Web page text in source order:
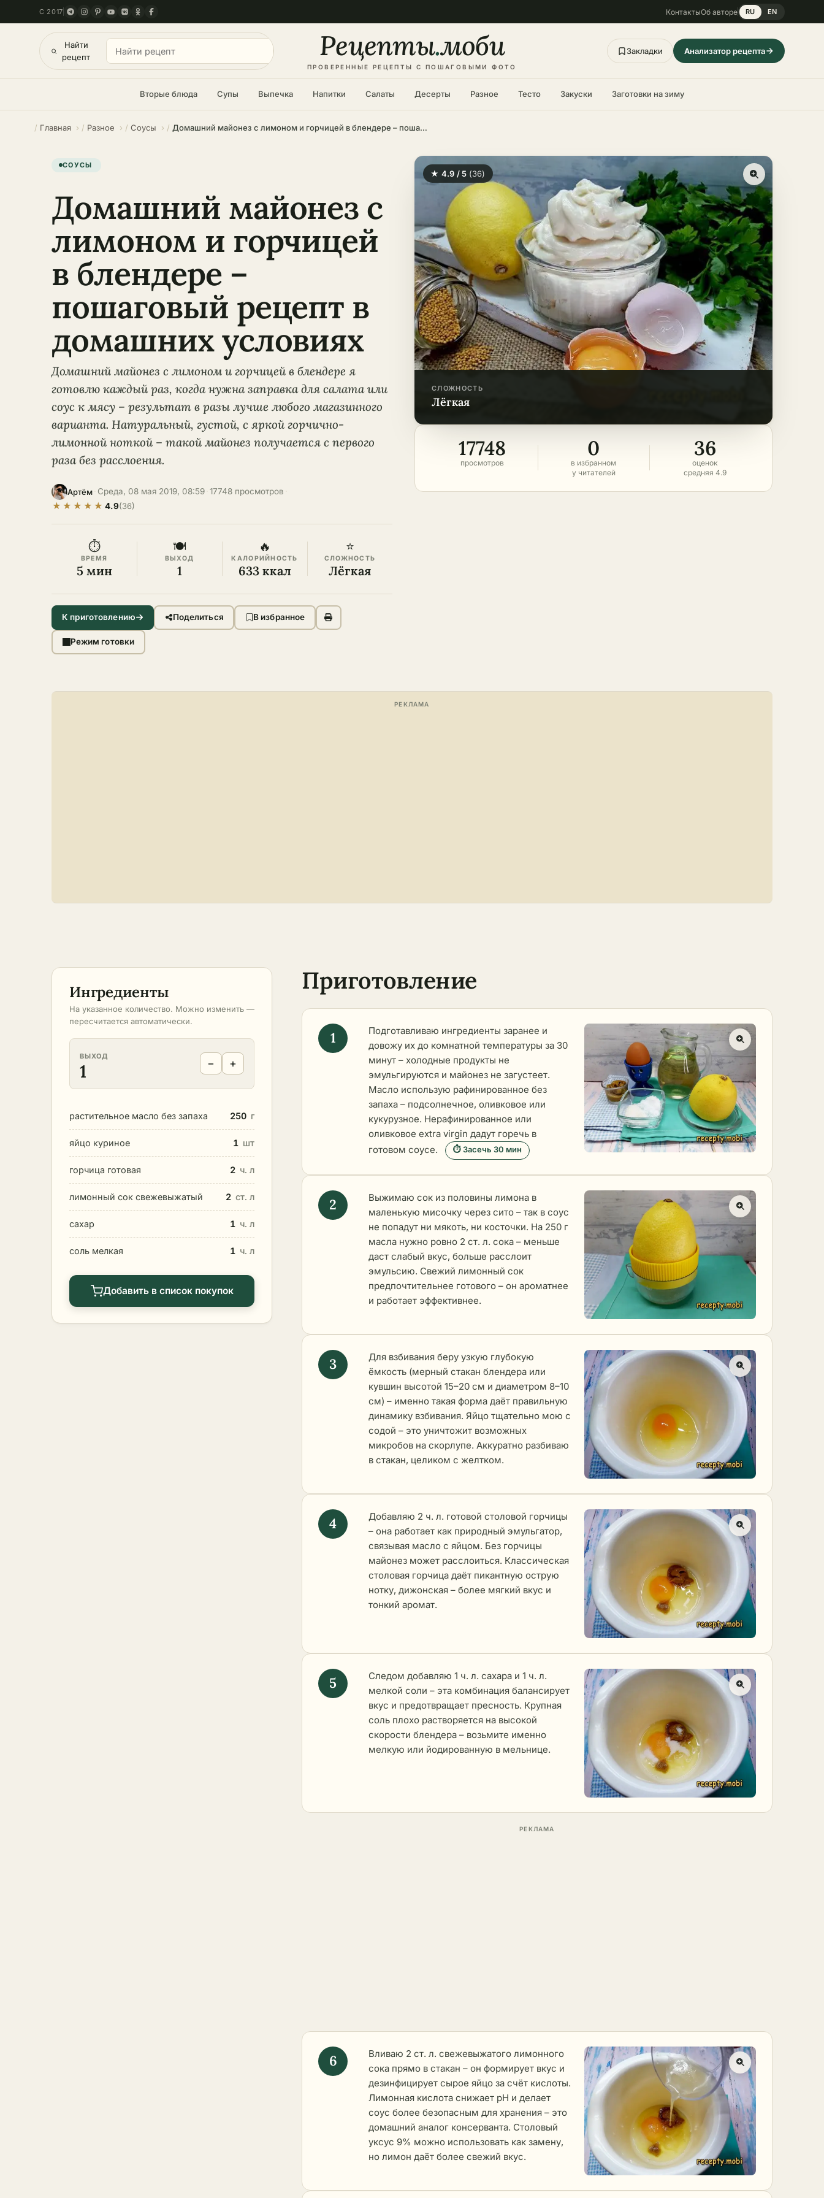
С 2017 КонтактыОб авторе RU EN
Найти
рецепт
Рецепты.моби
ПРОВЕРЕННЫЕ РЕЦЕПТЫ С ПОШАГОВЫМИ ФОТО
Закладки Анализатор рецепта
Вторые блюда Супы Выпечка Напитки Салаты Десерты Разное Тесто Закуски Заготовки на зиму
Главная Разное Соусы Домашний майонез с лимоном и горчицей в блендере – пошаговый рецепт в домашних условиях
★ 4.9 / 5 (36)
СЛОЖНОСТЬ
лёгкая
17748
просмотров
0
в избранном
у читателей
36
оценок
средняя 4.9
СОУСЫ
Домашний майонез с
лимоном и горчицей
в блендере –
пошаговый рецепт в
домашних условиях
Домашний майонез с лимоном и горчицей в блендере я
готовлю каждый раз, когда нужна заправка для салата или
соус к мясу – результат в разы лучше любого магазинного
варианта. Натуральный, густой, с яркой горчично-
лимонной ноткой – такой майонез получается с первого
раза без расслоения.
Артём Среда, 08 мая 2019, 08:59 17748 просмотров
★ ★ ★ ★ ★ 4.9(36)
⏱
ВРЕМЯ
5 мин
🍽
ВЫХОД
1
🔥
КАЛОРИЙНОСТЬ
633 ккал
⭐
СЛОЖНОСТЬ
Лёгкая
К приготовлению Поделиться В избранное
Режим готовки
Ингредиенты
На указанное количество. Можно изменить —
пересчитается автоматически.
ВЫХОД
1 − +
растительное масло без запаха 250 г
яйцо куриное 1 шт
горчица готовая 2 ч. л
лимонный сок свежевыжатый 2 ст. л
сахар 1 ч. л
соль мелкая 1 ч. л
Добавить в список покупок
Приготовление
Подготавливаю ингредиенты заранее и
довожу их до комнатной температуры за 30
минут – холодные продукты не
эмульгируются и майонез не загустеет.
Масло использую рафинированное без
запаха – подсолнечное, оливковое или
кукурузное. Нерафинированное или
оливковое extra virgin дадут горечь в
готовом соусе.
⏱ Засечь 30 мин
Выжимаю сок из половины лимона в
маленькую мисочку через сито – так в соус
не попадут ни мякоть, ни косточки. На 250 г
масла нужно ровно 2 ст. л. сока – меньше
даст слабый вкус, больше расслоит
эмульсию. Свежий лимонный сок
предпочтительнее готового – он ароматнее
и работает эффективнее.
Для взбивания беру узкую глубокую
ёмкость (мерный стакан блендера или
кувшин высотой 15–20 см и диаметром 8–10
см) – именно такая форма даёт правильную
динамику взбивания. Яйцо тщательно мою с
содой – это уничтожит возможных
микробов на скорлупе. Аккуратно разбиваю
в стакан, целиком с желтком.
Добавляю 2 ч. л. готовой столовой горчицы
– она работает как природный эмульгатор,
связывая масло с яйцом. Без горчицы
майонез может расслоиться. Классическая
столовая горчица даёт пикантную острую
нотку, дижонская – более мягкий вкус и
тонкий аромат.
Следом добавляю 1 ч. л. сахара и 1 ч. л.
мелкой соли – эта комбинация балансирует
вкус и предотвращает пресность. Крупная
соль плохо растворяется на высокой
скорости блендера – возьмите именно
мелкую или йодированную в мельнице.
Вливаю 2 ст. л. свежевыжатого лимонного
сока прямо в стакан – он формирует вкус и
дезинфицирует сырое яйцо за счёт кислоты.
Лимонная кислота снижает pH и делает
соус более безопасным для хранения – это
домашний аналог консерванта. Столовый
уксус 9% можно использовать как замену,
но лимон даёт более свежий вкус.